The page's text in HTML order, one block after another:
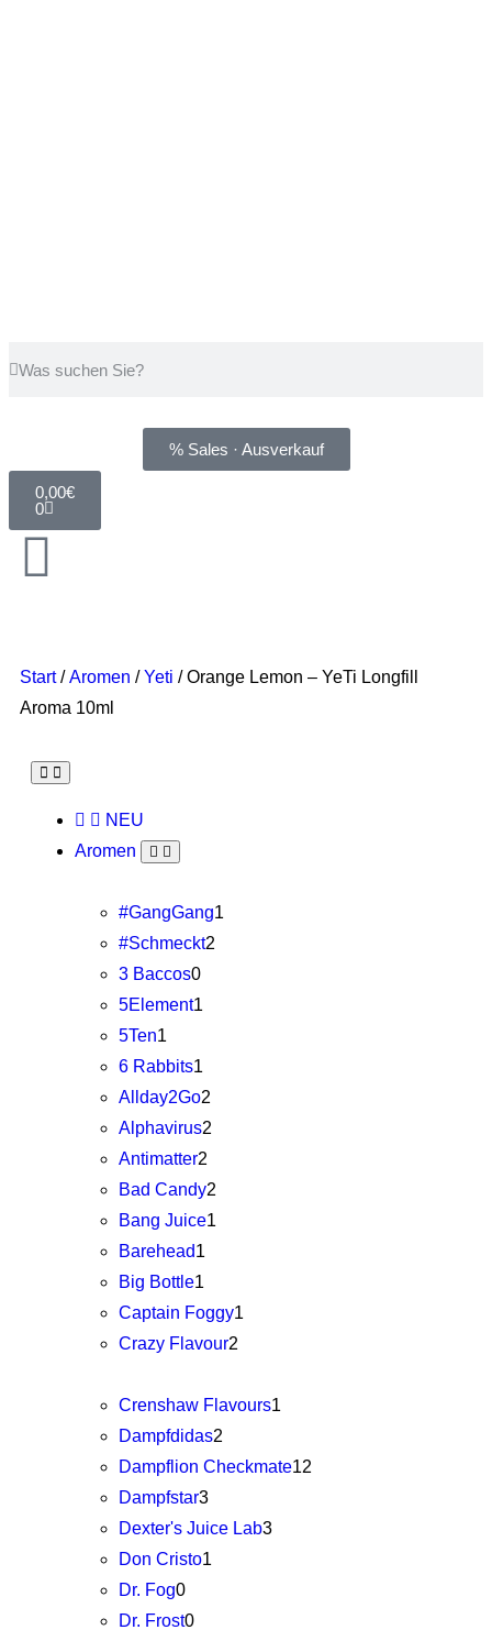
% Sales · Ausverkauf
0,00€
0
Start/Aromen /Yeti / Orange Lemon – YeTi Longfill
Aroma 10ml
NEU
Aromen
#GangGang1
#Schmeckt2
3 Baccos0
5Element1
5Ten1
6 Rabbits1
Allday2Go2
Alphavirus2
Antimatter2
Bad Candy2
Bang Juice1
Barehead1
Big Bottle1
Captain Foggy1
Crazy Flavour2
Crenshaw Flavours1
Dampfdidas2
Dampflion Checkmate12
Dampfstar3
Dexter's Juice Lab3
Don Cristo1
Dr. Fog0
Dr. Frost0